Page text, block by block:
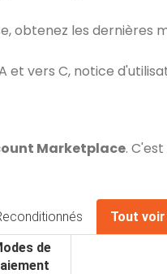
obtenez les dernières
et vers C, notice
Marketplace.
Tout voir
de